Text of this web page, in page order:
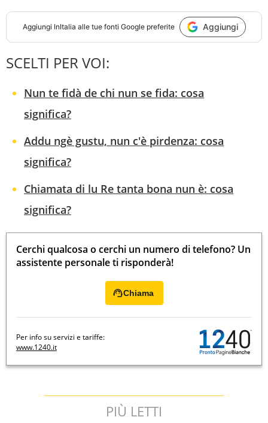
Aggiungi InItalia alle tue fonti Google preferite Aggiungi
SCELTI PER VOI:
Nun te fidà de chi nun se fida: cosa
significa?
Addu ngè gustu, nun c'è pirdenza: cosa
significa?
Chiamata di lu Re tanta bona nun è: cosa
significa?
Cerchi qualcosa o cerchi un numero di telefono? Un
assistente personale ti risponderà!
Chiama
Per info su servizi e tariffe:
www.1240.it
PIÙ LETTI